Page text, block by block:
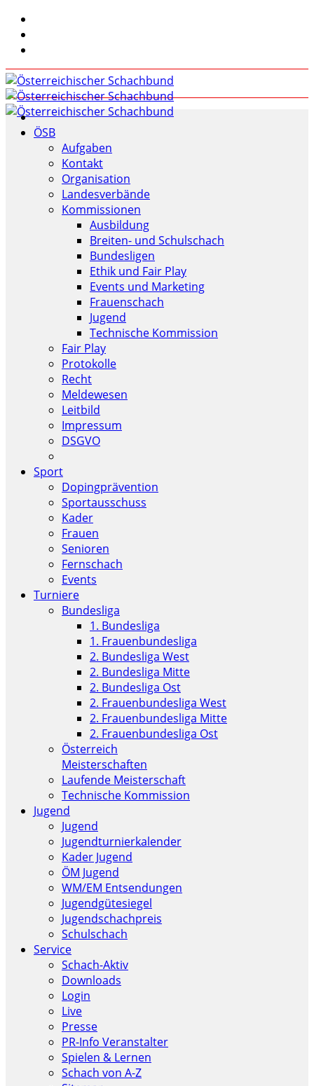
ÖSB
Aufgaben
Kontakt
Organisation
Landesverbände
Kommissionen
Ausbildung
Breiten- und Schulschach
Bundesligen
Ethik und Fair Play
Events und Marketing
Frauenschach
Jugend
Technische Kommission
Fair Play
Protokolle
Recht
Meldewesen
Leitbild
Impressum
DSGVO
Sport
Dopingprävention
Sportausschuss
Kader
Frauen
Senioren
Fernschach
Events
Turniere
Bundesliga
1. Bundesliga
1. Frauenbundesliga
2. Bundesliga West
2. Bundesliga Mitte
2. Bundesliga Ost
2. Frauenbundesliga West
2. Frauenbundesliga Mitte
2. Frauenbundesliga Ost
Österreich
Meisterschaften
Laufende Meisterschaft
Technische Kommission
Jugend
Jugend
Jugendturnierkalender
Kader Jugend
ÖM Jugend
WM/EM Entsendungen
Jugendgütesiegel
Jugendschachpreis
Schulschach
Service
Schach-Aktiv
Downloads
Login
Live
Presse
PR-Info Veranstalter
Spielen & Lernen
Schach von A-Z